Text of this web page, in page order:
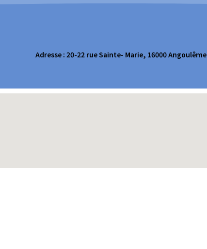
Adresse : 20-22 rue Sainte- Marie, 16000 Angoulême